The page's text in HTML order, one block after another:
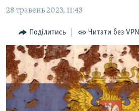
основної
навігації
Перейти
до
пошуку
БЛОГИ
ПОГЛЯД
ІНТЕРВ'Ю
ВСЕ ЗА ДЕНЬ
СПЕЦПРОЕКТИ
ДЕПОРТАЦІЯ
ЯК ОБІЙТИ БЛОКУВАННЯ
28 травень 2023, 11:43
Поділитись Читати без VPN